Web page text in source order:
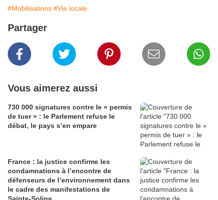
#Mobilisations #Vie locale
Partager
Vous aimerez aussi
730 000 signatures contre le « permis
de tuer » : le Parlement refuse le
débat, le pays s’en empare
France : la justice confirme les
condamnations à l’encontre de
défenseurs de l’environnement dans
le cadre des manifestations de